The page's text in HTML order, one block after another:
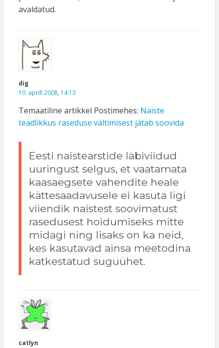
avaldatud.
dig
10. aprill 2008, 14:13
Temaatiline artikkel Postimehes: Naiste
teadlikkus raseduse vältimisest jätab soovida
Eesti naistearstide läbiviidud
uuringust selgus, et vaatamata
kaasaegsete vahendite heale
kättesaadavusele ei kasuta ligi
viiendik naistest soovimatust
rasedusest hoidumiseks mitte
midagi ning lisaks on ka neid,
kes kasutavad ainsa meetodina
katkestatud suguühet.
catlyn